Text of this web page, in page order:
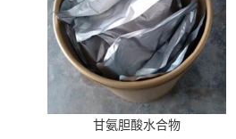
甘氨胆酸水合物